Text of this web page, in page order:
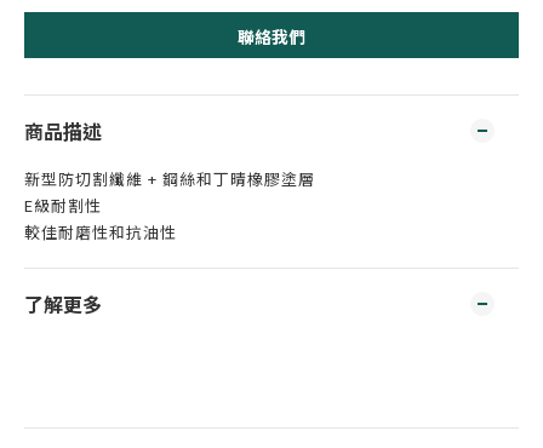
聯絡我們
商品描述
新型防切割纖維 + 鋼絲和丁晴橡膠塗層
E級耐割性
較佳耐磨性和抗油性
了解更多